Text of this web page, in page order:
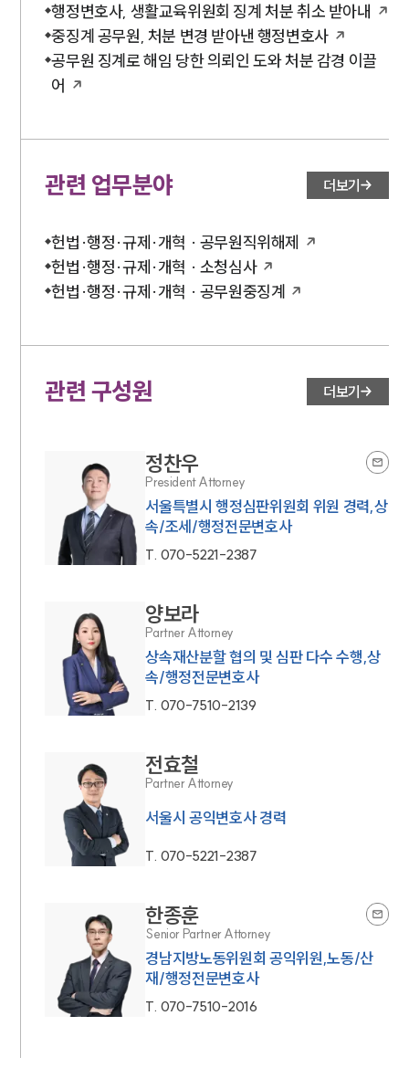
대륜법률상담예약
행정변호사, 생활교육위원회 징계 처분 취소 받아내
중징계 공무원, 처분 변경 받아낸 행정변호사
공무원 징계로 해임 당한 의뢰인 도와 처분 감경 이끌
어
관련 업무분야 더보기
헌법·행정·규제·개혁 · 공무원직위해제
헌법·행정·규제·개혁 · 소청심사
헌법·행정·규제·개혁 · 공무원중징계
관련 구성원 더보기
정찬우
President Attorney
서울특별시 행정심판위원회 위원 경력,상
속/조세/행정전문변호사
T. 070-5221-2387
양보라
Partner Attorney
상속재산분할 협의 및 심판 다수 수행,상
속/행정전문변호사
T. 070-7510-2139
전효철
Partner Attorney
서울시 공익변호사 경력
T. 070-5221-2387
한종훈
Senior Partner Attorney
경남지방노동위원회 공익위원,노동/산
재/행정전문변호사
T. 070-7510-2016